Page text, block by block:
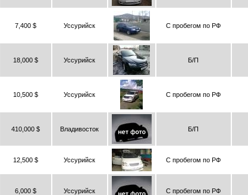
7,400 $ Уссурийск С пробегом по РФ
18,000 $ Уссурийск Б/П
10,500 $ Уссурийск С пробегом по РФ
410,000 $ Владивосток Б/П
12,500 $ Уссурийск С пробегом по РФ
6,000 $ Уссурийск С пробегом по РФ